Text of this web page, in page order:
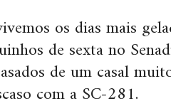
os dias mais
de sexta no
de um casal
com a SC-281.